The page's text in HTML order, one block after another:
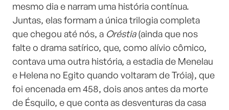
mesmo dia e narram uma história contínua.
Juntas, elas formam a única trilogia completa
que chegou até nós, a Oréstia(ainda que nos
falte o drama satírico, que, como alívio cômico,
contava uma outra história, a estadia de Menelau
e Helena no Egito quando voltaram de Tróia), que
foi encenada em 458, dois anos antes da morte
de Ésquilo, e que conta as desventuras da casa